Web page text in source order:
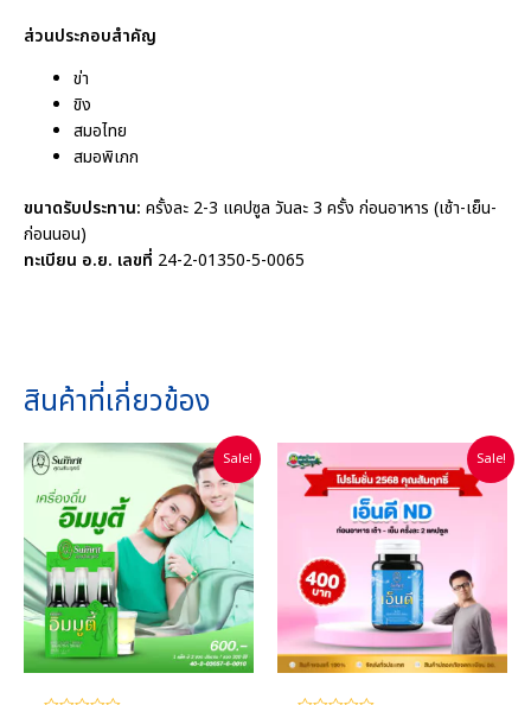
ส่วนประกอบสำคัญ
ข่า
ขิง
สมอไทย
สมอพิเภก
ขนาดรับประทาน: ครั้งละ 2-3 แคปซูล วันละ 3 ครั้ง ก่อนอาหาร (เช้า-เย็น-
ก่อนนอน)
ทะเบียน อ.ย. เลขที่ 24-2-01350-5-0065
สินค้าที่เกี่ยวข้อง
Sale! Sale!